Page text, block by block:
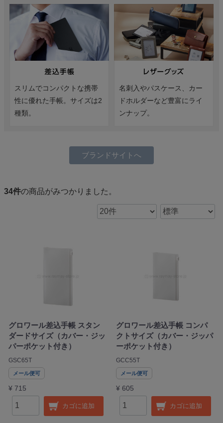
スリムでコンパクトな携帯
性に優れた手帳。サイズは2
種類。
名刺入やパスケース、カー
ドホルダーなど豊富にライ
ンナップ。
ブランドサイトへ
34件の商品がみつかりました。
グロワール差込手帳 スタン
ダードサイズ（カバー・ジッ
パーポケット付き）
GSC65T
メール便可
¥ 715
カゴに追加
グロワール差込手帳 コンパ
クトサイズ（カバー・ジッパ
ーポケット付き）
GCC55T
メール便可
¥ 605
カゴに追加